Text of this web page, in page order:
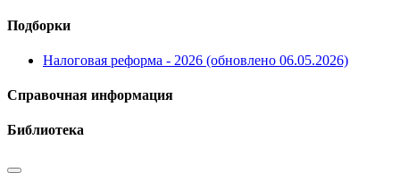
Подборки
Налоговая реформа - 2026 (обновлено 06.05.2026)
Справочная информация
Библиотека